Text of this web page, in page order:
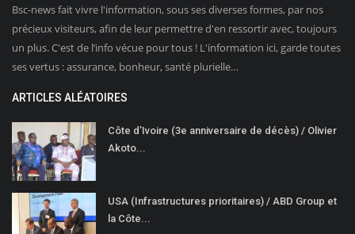
Bsc-news fait vivre l'information, sous ses diverses formes, par nos
précieux visiteurs, afin de leur permettre d'en ressortir avec, toujours
un plus. C'est de l’info vécue pour tous ! L'information ici, garde toutes
ses vertus : assurance, bonheur, santé plurielle…
ARTICLES ALÉATOIRES
Côte d’Ivoire (3e anniversaire de décès) / Olivier
Akoto...
USA (Infrastructures prioritaires) / ABD Group et
la Côte...